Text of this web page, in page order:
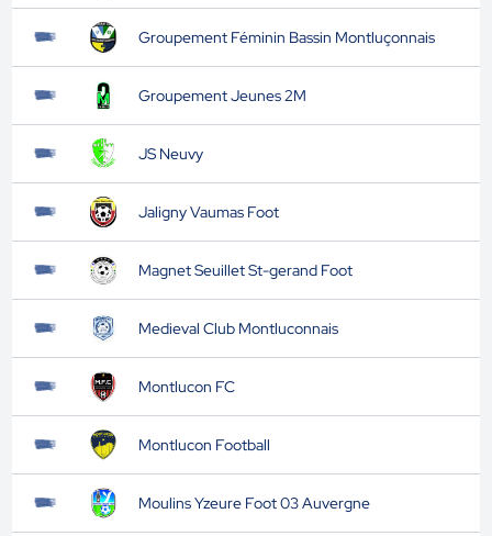
Groupement Féminin Bassin Montluçonnais
Groupement Jeunes 2M
JS Neuvy
Jaligny Vaumas Foot
Magnet Seuillet St-gerand Foot
Medieval Club Montluconnais
Montlucon FC
Montlucon Football
Moulins Yzeure Foot 03 Auvergne